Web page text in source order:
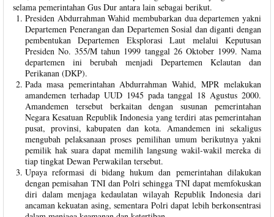
selama pemerintahan Gus Dur antara lain sebagai berikut.
Presiden Abdurrahman Wahid membubarkan dua departemen yakni
Departemen Penerangan dan Departemen Sosial dan diganti dengan
pembentukan Departemen Eksplorasi Laut melalui Keputusan
Presiden No. 355/M tahun 1999 tanggal 26 Oktober 1999. Nama
departemen ini berubah menjadi Departemen Kelautan dan
Perikanan (DKP).
Pada masa pemerintahan Abdurrahman Wahid, MPR melakukan
amandemen terhadap UUD 1945 pada tanggal 18 Agustus 2000.
Amandemen tersebut berkaitan dengan susunan pemerintahan
Negara Kesatuan Republik Indonesia yang terdiri atas pemerintahan
pusat, provinsi, kabupaten dan kota. Amandemen ini sekaligus
mengubah pelaksanaan proses pemilihan umum berikutnya yakni
pemilik hak suara dapat memilih langsung wakil-wakil mereka di
tiap tingkat Dewan Perwakilan tersebut.
Upaya reformasi di bidang hukum dan pemerintahan dilakukan
dengan pemisahan TNI dan Polri sehingga TNI dapat memfokuskan
diri dalam menjaga kedaulatan wilayah Republik Indonesia dari
ancaman kekuatan asing, sementara Polri dapat lebih berkonsentrasi